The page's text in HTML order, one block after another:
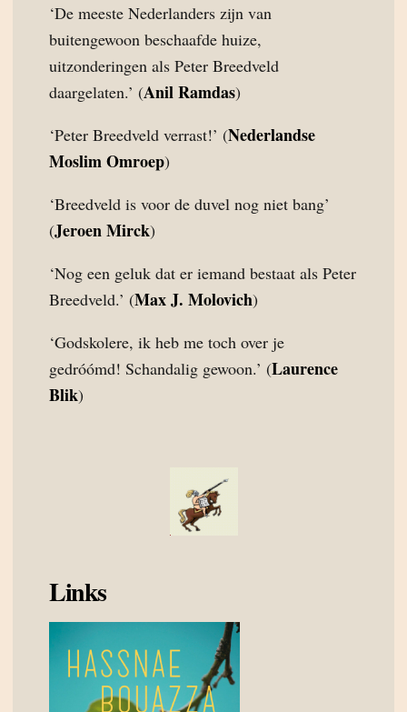
‘De meeste Nederlanders zijn van
buitengewoon beschaafde huize,
uitzonderingen als Peter Breedveld
daargelaten.’ (Anil Ramdas)
‘Peter Breedveld verrast!’ (Nederlandse
Moslim Omroep)
‘Breedveld is voor de duvel nog niet bang’
(Jeroen Mirck)
‘Nog een geluk dat er iemand bestaat als Peter
Breedveld.’ (Max J. Molovich)
‘Godskolere, ik heb me toch over je
gedróómd! Schandalig gewoon.’ (Laurence
Blik)
Links